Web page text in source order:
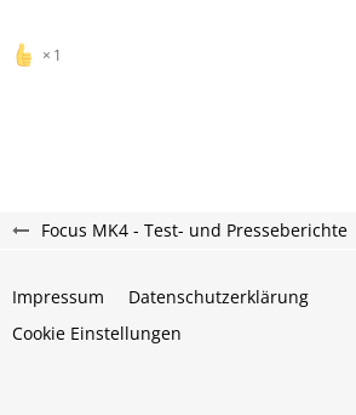
1
Focus MK4 - Test- und Presseberichte
Impressum
Datenschutzerklärung
Cookie Einstellungen